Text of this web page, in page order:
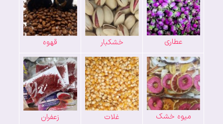
عطاری خشکبار قهوه
میوه خشک غلات زعفران